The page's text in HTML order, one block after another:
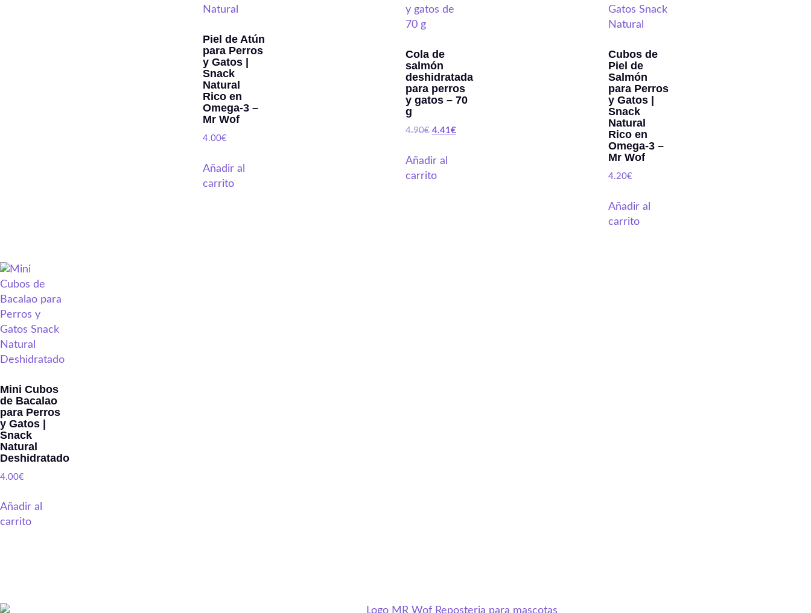
Piel de Atún
para Perros
y Gatos |
Snack
Natural
Rico en
Omega-3 –
Mr Wof
4.00€
Añadir al
carrito
Cola de
salmón
deshidratada
para perros
y gatos – 70
g
4.90€ 4.41€
Añadir al
carrito
Cubos de
Piel de
Salmón
para Perros
y Gatos |
Snack
Natural
Rico en
Omega-3 –
Mr Wof
4.20€
Añadir al
carrito
Mini Cubos
de Bacalao
para Perros
y Gatos |
Snack
Natural
Deshidratado
4.00€
Añadir al
carrito